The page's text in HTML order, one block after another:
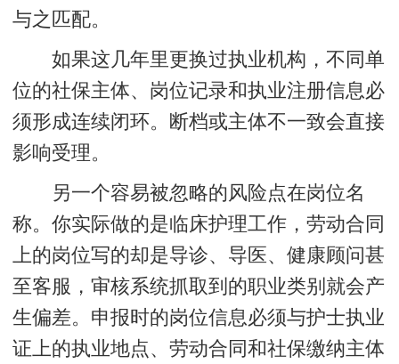
与之匹配。
如果这几年里更换过执业机构，不同单
位的社保主体、岗位记录和执业注册信息必
须形成连续闭环。断档或主体不一致会直接
影响受理。
另一个容易被忽略的风险点在岗位名
称。你实际做的是临床护理工作，劳动合同
上的岗位写的却是导诊、导医、健康顾问甚
至客服，审核系统抓取到的职业类别就会产
生偏差。 申报时的岗位信息必须与护士执业
证上的执业地点、劳动合同和社保缴纳主体